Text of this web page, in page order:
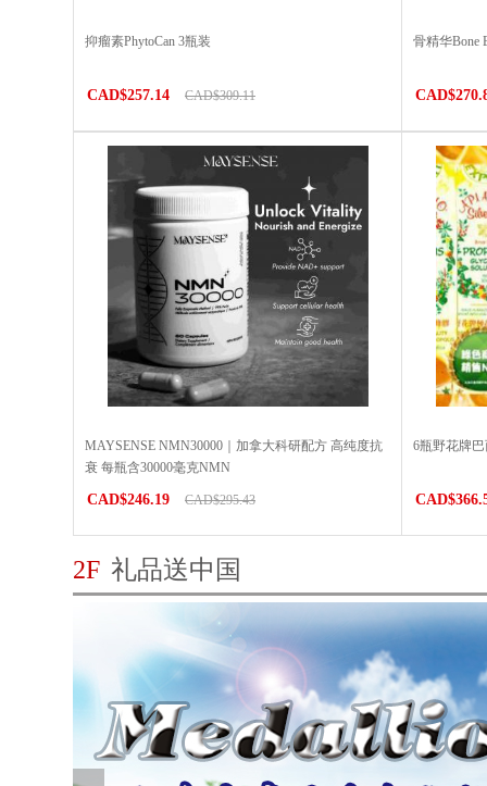
抑瘤素PhytoCan 3瓶装
CAD$257.14 CAD$309.11
骨精华Bone
MAYSENSE NMN30000｜加拿大科研配方 高纯度抗
衰 每瓶含30000毫克NMN
CAD$246.19 CAD$295.43
6瓶野花牌
2F 礼品送中国